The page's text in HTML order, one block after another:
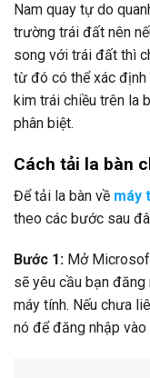
Nam quay tự do
trường trái đất nên
song với trái đất thì
từ đó có thể xác định
kim trái chiều trên la
phân biệt.
Cách tải la bàn
Để tải la bàn về máy
theo các bước sau
Bước 1: Mở
sẽ yêu cầu bạn
máy tính. Nếu chưa
nó để đăng nhập vào